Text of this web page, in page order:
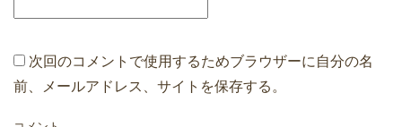
次回のコメントで使用するためブラウザーに自分の名
前、メールアドレス、サイトを保存する。